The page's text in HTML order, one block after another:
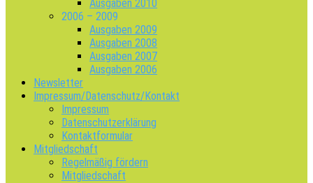
Ausgaben 2010
2006 – 2009
Ausgaben 2009
Ausgaben 2008
Ausgaben 2007
Ausgaben 2006
Newsletter
Impressum/Datenschutz/Kontakt
Impressum
Datenschutzerklärung
Kontaktformular
Mitgliedschaft
Regelmäßig fördern
Mitgliedschaft